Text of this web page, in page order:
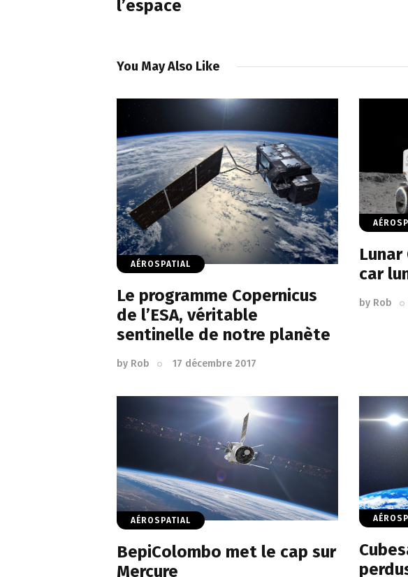
l’espace
You May Also Like
AÉROSPATIAL
Le programme Copernicus
de l’ESA, véritable
sentinelle de notre planète
by Rob 17 décembre 2017
Lunar
car
by Rob
AÉROSPATIAL
BepiColombo met le cap sur
Mercure